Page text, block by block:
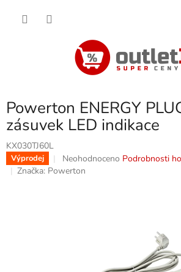
Powerton ENERGY
zásuvek LED indikace
KX030TJ60L
Výprodej
Průměrné
hodnocení
Neohodnoceno Podrobnosti
Značka: Powerton